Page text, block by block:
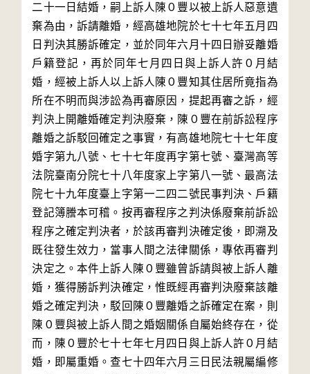
二十一日結婚，嗣上訴人陳０豐以被上訴人惡意遺
棄為由，訴請離婚，經高雄地院於七十七年五月四
日判決其勝訴確定，並於同年六月十四日辦妥離婚
戶籍登記，再於同年七月四日與上訴人許０月結
婚，經被上訴人以上訴人陳０豐知其住居所竟指為
所在不明而與涉訟為再審原因，提起再審之訴，經
判決上開離婚確定判決廢棄，陳０豐在前訴訟程序
離婚之訴駁回確定之事實，有高雄地院七十七年度
婚字第九八號、七十七年度再字第七號、臺灣高等
法院臺南分院七十八年度家上字第八一號、最高法
院七十九年度臺上字第一二四二號民事判決、戶籍
登記簿謄本可稽。按再審程序之判決係廢棄前訴訟
程序之確定判決者，於該再審判決確定後，即溯及
既往發生效力，當事人間之法律關係，專依再審判
決定之。本件上訴人陳０豐雖曾訴請與被上訴人離
婚，獲得勝訴判決確定，惟既經再審判決廢棄該離
婚之確定判決，駁回陳０豐離婚之訴確定在案，則
陳０豐與被上訴人間之婚姻關係自屬始終存在，從
而，陳０豐於七十七年七月四日與上訴人許０月結
婚，即屬重婚。查七十四年六月三日民法親屬編修